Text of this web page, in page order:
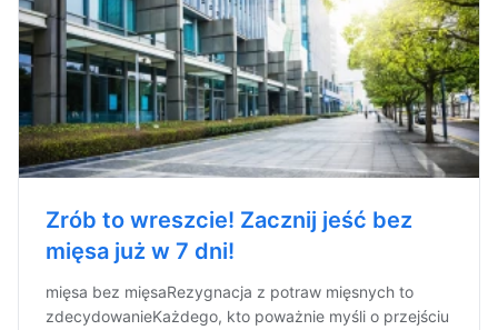
Zrób to wreszcie! Zacznij jeść bez
mięsa już w 7 dni!
mięsa bez mięsaRezygnacja z potraw mięsnych to
zdecydowanieKażdego, kto poważnie myśli o przejściu